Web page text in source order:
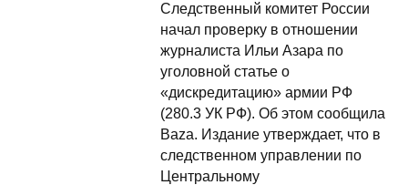
Следственный комитет России
начал проверку в отношении
журналиста Ильи Азара по
уголовной статье о
«дискредитацию» армии РФ
(280.3 УК РФ). Об этом сообщила
Baza. Издание утверждает, что в
следственном управлении по
Центральному